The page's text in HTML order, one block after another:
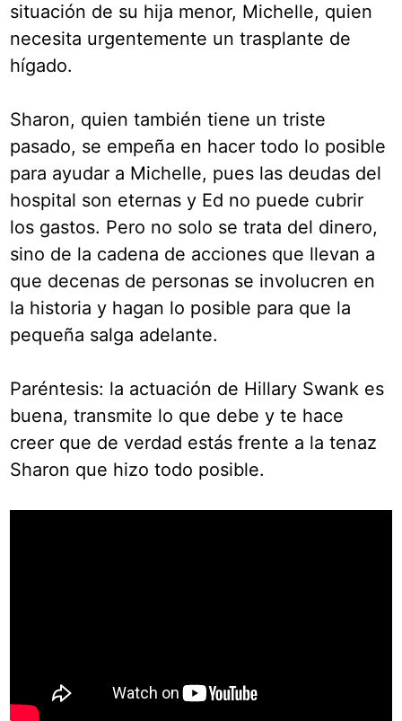
situación de su hija menor, Michelle, quien
necesita urgentemente un trasplante de
hígado.
Sharon, quien también tiene un triste
pasado, se empeña en hacer todo lo posible
para ayudar a Michelle, pues las deudas del
hospital son eternas y Ed no puede cubrir
los gastos. Pero no solo se trata del dinero,
sino de la cadena de acciones que llevan a
que decenas de personas se involucren en
la historia y hagan lo posible para que la
pequeña salga adelante.
Paréntesis: la actuación de Hillary Swank es
buena, transmite lo que debe y te hace
creer que de verdad estás frente a la tenaz
Sharon que hizo todo posible.